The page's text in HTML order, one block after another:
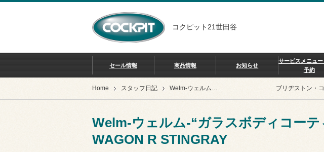
コクピット21世田谷
セール情報 商品情報 お知らせ
サービスメニュ
予約
Home スタッフ日記 Welm-ウェルム-“ガラスボディコーティング” WAGON R STINGRAY ブリヂストン・
Welm-ウェルム-“ガラスボディコー
WAGON R STINGRAY